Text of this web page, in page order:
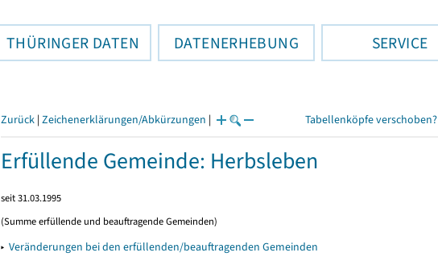
THÜRINGER DATEN DATENERHEBUNG SERVICE
Zurück | Zeichenerklärungen/Abkürzungen | Tabellenköpfe verschoben?
Erfüllende Gemeinde: Herbsleben
seit 31.03.1995
(Summe erfüllende und beauftragende Gemeinden)
▸ Veränderungen bei den erfüllenden/beauftragenden Gemeinden